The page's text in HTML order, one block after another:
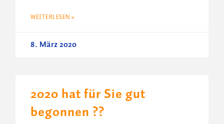
WEITERLESEN »
8. März 2020
2020 hat für Sie gut
begonnen ??